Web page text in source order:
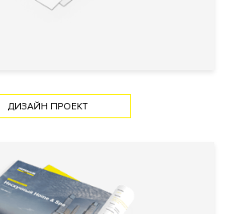
Огороженная и охраняемая
Система очистки воздуха
Фильтр очистки воды
воздуха типа VRF (Variable
Refrigerant Volume)
Центральное
ДИЗАЙН ПРОЕКТ